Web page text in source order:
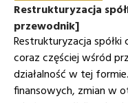
Restrukturyzacja
przewodnik]
Restrukturyzacja
coraz częściej wśród
działalność w tej
finansowych, zmian w